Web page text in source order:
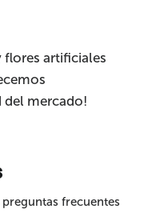
flores artificiales
del mercado!
frecuentes